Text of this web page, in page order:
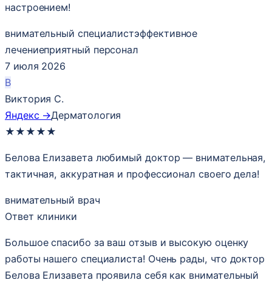
настроением!
внимательный специалистэффективное
лечениeприятный персонал
7 июля 2026
В
Виктория С.
Яндекс →Дерматология
★ ★ ★ ★ ★
Белова Елизавета любимый доктор — внимательная,
тактичная, аккуратная и профессионал своего дела!
внимательный врач
Ответ клиники
Большое спасибо за ваш отзыв и высокую оценку
работы нашего специалиста! Очень рады, что доктор
Белова Елизавета проявила себя как внимательный